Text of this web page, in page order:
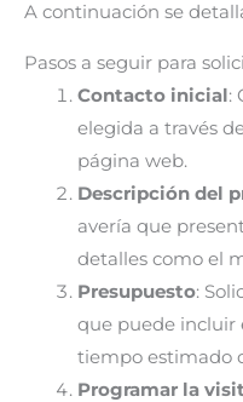
A continuación se
Pasos a seguir para
Contacto inicial:
elegida a través
página web.
Descripción del
avería que
detalles como el
Presupuesto:
que puede incluir
tiempo estimado
Programar la